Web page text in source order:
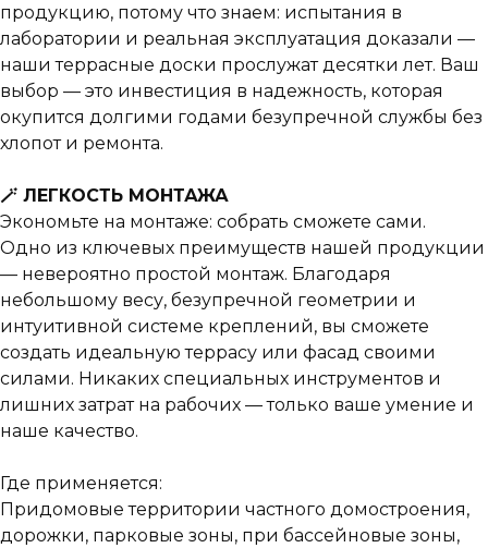
продукцию, потому что знаем: испытания в
лаборатории и реальная эксплуатация доказали —
наши террасные доски прослужат десятки лет. Ваш
выбор — это инвестиция в надежность, которая
окупится долгими годами безупречной службы без
хлопот и ремонта.
🪄 ЛЕГКОСТЬ МОНТАЖА
Экономьте на монтаже: собрать сможете сами.
Одно из ключевых преимуществ нашей продукции
— невероятно простой монтаж. Благодаря
небольшому весу, безупречной геометрии и
интуитивной системе креплений, вы сможете
создать идеальную террасу или фасад своими
силами. Никаких специальных инструментов и
лишних затрат на рабочих — только ваше умение и
наше качество.
Где применяется:
Придомовые территории частного домостроения,
дорожки, парковые зоны, при бассейновые зоны,